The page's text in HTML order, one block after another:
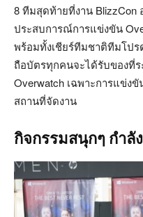
8 ทีมสุดท้ายที่งาน BlizzCon
ประสบการณ์การแข่งขัน
พร้อมทั้งเชียร์ทีมชาติทีมโป
ถือบัตรทุกคนจะได้รับของที่
Overwatch เฉพาะการแข่ง
สถานที่จัดงาน
กิจกรรมสนุกๆ กำลั